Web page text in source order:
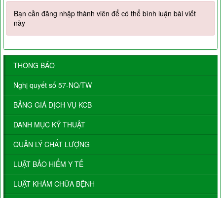
Bạn cần đăng nhập thành viên để có thể bình luận bài viết
này
THÔNG BÁO
Nghị quyết số 57-NQ/TW
BẢNG GIÁ DỊCH VỤ KCB
DANH MỤC KỸ THUẬT
QUẢN LÝ CHẤT LƯỢNG
LUẬT BẢO HIỂM Y TẾ
LUẬT KHÁM CHỮA BỆNH